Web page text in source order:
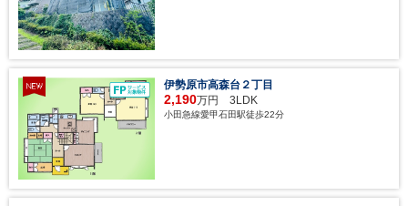
伊勢原市高森台２丁目
2,190万円 3LDK
小田急線愛甲石田駅徒歩22分